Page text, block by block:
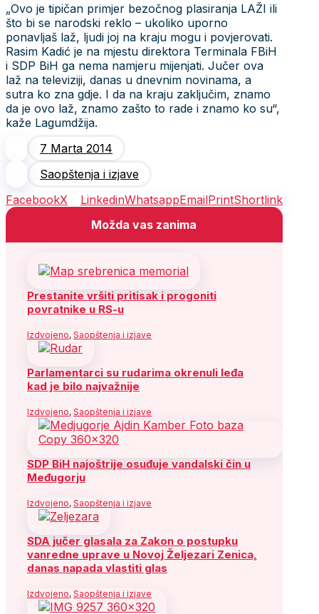
„Ovo je tipičan primjer bezočnog plasiranja LAŽI ili
što bi se narodski reklo – ukoliko uporno
ponavljaš laž, ljudi joj na kraju mogu i povjerovati.
Rasim Kadić je na mjestu direktora Terminala FBiH
i SDP BiH ga nema namjeru mijenjati. Jučer ova
laž na televiziji, danas u dnevnim novinama, a
sutra ko zna gdje. I da na kraju zaključim, znamo
da je ovo laž, znamo zašto to rade i znamo ko su“,
kaže Lagumdžija.
7 Marta 2014
Saopštenja i izjave
FacebookX LinkedinWhatsappEmailPrintShortlink
Možda vas zanima
Prestanite vršiti pritisak i progoniti
povratnike u RS-u
Izdvojeno, Saopštenja i izjave
Parlamentarci su rudarima okrenuli leđa
kad je bilo najvažnije
Izdvojeno, Saopštenja i izjave
SDP BiH najoštrije osuđuje vandalski čin u
Međugorju
Izdvojeno, Saopštenja i izjave
SDA jučer glasala za Zakon o postupku
vanredne uprave u Novoj Željezari Zenica,
danas napada vlastiti glas
Izdvojeno, Saopštenja i izjave